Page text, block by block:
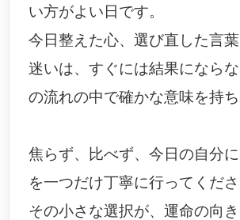
い方がよい日です。
今日整えた心、選び直した言
迷いは、すぐには結果になら
の流れの中で確かな意味を持ち
焦らず、比べず、今日の自分
を一つだけ丁寧に行ってくださ
その小さな選択が、運命の向